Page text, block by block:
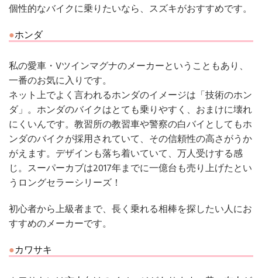
個性的なバイクに乗りたいなら、スズキがおすすめです。
ホンダ
私の愛車・Vツインマグナのメーカーということもあり、
一番のお気に入りです。
ネット上でよく言われるホンダのイメージは「技術のホン
ダ」。ホンダのバイクはとても乗りやすく、おまけに壊れ
にくいんです。教習所の教習車や警察の白バイとしてもホ
ンダのバイクが採用されていて、その信頼性の高さがうか
がえます。デザインも落ち着いていて、万人受けする感
じ。スーパーカブは2017年までに一億台も売り上げたとい
うロングセラーシリーズ！
初心者から上級者まで、長く乗れる相棒を探したい人にお
すすめのメーカーです。
カワサキ